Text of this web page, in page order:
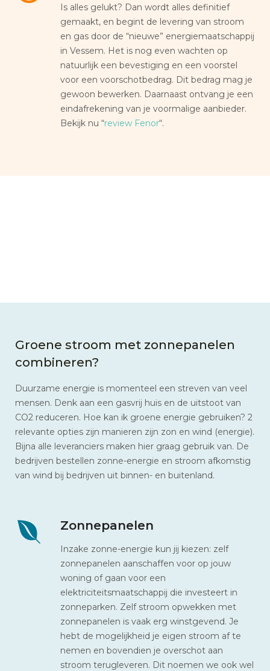
Is alles gelukt? Dan wordt alles definitief
gemaakt, en begint de levering van stroom
en gas door de “nieuwe” energiemaatschappij
in Vessem. Het is nog even wachten op
natuurlijk een bevestiging en een voorstel
voor een voorschotbedrag. Dit bedrag mag je
gewoon bewerken. Daarnaast ontvang je een
eindafrekening van je voormalige aanbieder.
Bekijk nu “review Fenor“.
Groene stroom met zonnepanelen
combineren?
Duurzame energie is momenteel een streven van veel
mensen. Denk aan een gasvrij huis en de uitstoot van
CO2 reduceren. Hoe kan ik groene energie gebruiken? 2
relevante opties zijn manieren zijn zon en wind (energie).
Bijna alle leveranciers maken hier graag gebruik van. De
bedrijven bestellen zonne-energie en stroom afkomstig
van wind bij bedrijven uit binnen- en buitenland.
Zonnepanelen
Inzake zonne-energie kun jij kiezen: zelf
zonnepanelen aanschaffen voor op jouw
woning of gaan voor een
elektriciteitsmaatschappij die investeert in
zonneparken. Zelf stroom opwekken met
zonnepanelen is vaak erg winstgevend. Je
hebt de mogelijkheid je eigen stroom af te
nemen en bovendien je overschot aan
stroom terugleveren. Dit noemen we ook wel